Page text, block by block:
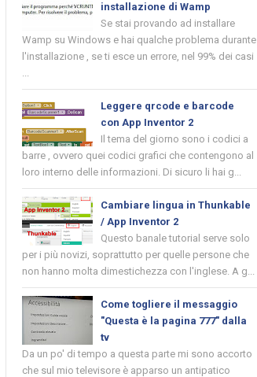
installazione di Wamp
Se stai provando ad installare
Wamp su Windows e hai qualche problema durante
l'installazione , se ti esce un errore, nel 99% dei casi
...
Leggere qrcode e barcode
con App Inventor 2
Il tema del giorno sono i codici a
barre , ovvero quei codici grafici che contengono al
loro interno delle informazioni. Di sicuro li hai g...
Cambiare lingua in Thunkable
/ App Inventor 2
Questo banale tutorial serve solo
per i più novizi, soprattutto per quelle persone che
non hanno molta dimestichezza con l'inglese. A g...
Come togliere il messaggio
"Questa è la pagina 777" dalla
tv
Da un po' di tempo a questa parte mi sono accorto
che sul mio televisore è apparso un antipatico